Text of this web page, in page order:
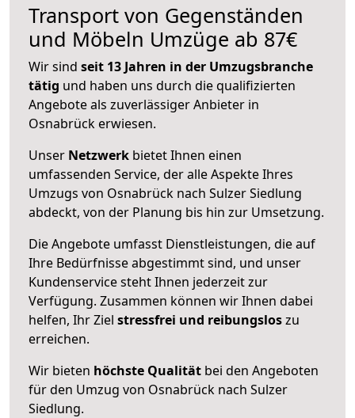
Transport von Gegenständen
und Möbeln Umzüge ab 87€
Wir sind seit 13 Jahren in der Umzugsbranche
tätig und haben uns durch die qualifizierten
Angebote als zuverlässiger Anbieter in
Osnabrück erwiesen.
Unser Netzwerk bietet Ihnen einen
umfassenden Service, der alle Aspekte Ihres
Umzugs von Osnabrück nach Sulzer Siedlung
abdeckt, von der Planung bis hin zur Umsetzung.
Die Angebote umfasst Dienstleistungen, die auf
Ihre Bedürfnisse abgestimmt sind, und unser
Kundenservice steht Ihnen jederzeit zur
Verfügung. Zusammen können wir Ihnen dabei
helfen, Ihr Ziel stressfrei und reibungsloszu
erreichen.
Wir bieten höchste Qualität bei den Angeboten
für den Umzug von Osnabrück nach Sulzer
Siedlung.